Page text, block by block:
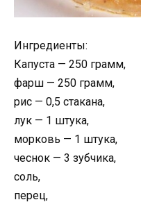
Ингредиенты:
Капуста — 250 грамм,
фарш — 250 грамм,
рис — 0,5 стакана,
лук — 1 штука,
морковь — 1 штука,
чеснок — 3 зубчика,
соль,
перец,